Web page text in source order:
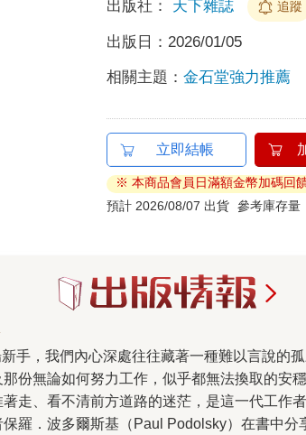
出版社： 天下雜誌 追蹤
出版日： 2026/01/05
相關主題：金石堂強力推薦
立即結帳
※ 本商品會員日滿額金幣加碼回
預計 2026/08/07 出貨 參考庫存
無論如何努力工作，似乎都無法換取的安
方道路的迷茫，是這一代工作者心中最隱隱作痛的挑戰
羅．波多爾斯基（Paul Podolsky）在書中